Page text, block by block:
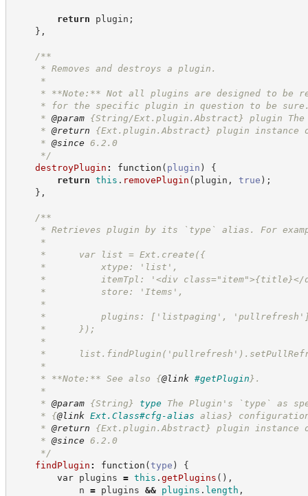
return plugin ;
} ,
/**
* Removes and destroys a plugin.
*
* **Note:** Not all plugins are designed to be
* for the specific plugin in question to be
* @param {String/Ext.plugin.Abstract} plugin The
* @return {Ext.plugin.Abstract}
plugin instance
* @since 6.2.0
*/
destroyPlugin : function ( plugin )
{
return this . removePlugin ( plugin , true ) ;
} ,
/**
* Retrieves plugin by its `type` alias. For
*
*      var list = Ext.create({
*          xtype: 'list',
*          itemTpl: '<div
*          store: 'Items',
*
*          plugins: ['listpaging',
*      });
*
*
*
* **Note:** See also {@link #getPlugin } .
*
* @param {String} type
The Plugin's `type` as
* {@link Ext.Class#cfg-alias alias}
* @return {Ext.plugin.Abstract}
plugin instance
* @since 6.2.0
*/
findPlugin : function (type )
{
var plugins = this . getPlugins ( ) ,
n = plugins && plugins . length ,